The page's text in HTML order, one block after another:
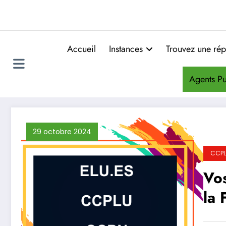
Accueil Instances Trouvez une
Agents
29 octobre 2024
la